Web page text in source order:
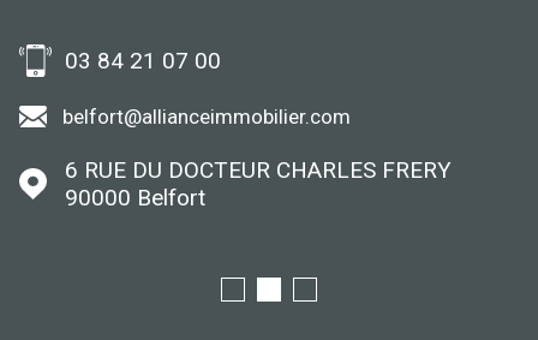
03 84 21 07 00
belfort@allianceimmobilier.com
6 RUE DU DOCTEUR CHARLES FRERY
90000
Belfort